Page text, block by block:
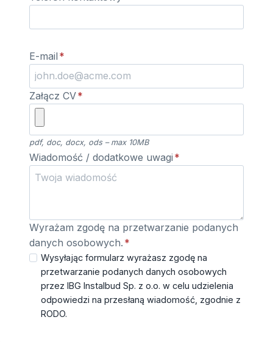
E-mail *
Załącz CV*
pdf, doc, docx, ods – max 10MB
Wiadomość / dodatkowe uwagi *
Wyrażam zgodę na przetwarzanie podanych
danych osobowych. *
Wysyłając formularz wyrażasz zgodę na
przetwarzanie podanych danych osobowych
przez IBG Instalbud Sp. z o.o. w celu udzielenia
odpowiedzi na przesłaną wiadomość, zgodnie z
RODO.